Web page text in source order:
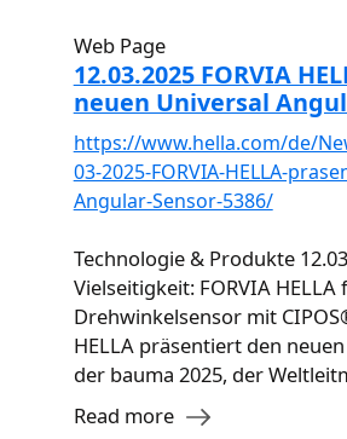
Web Page
12.03.2025 FORVIA
neuen Universal
https://www.hella.com/de/
03-2025-FORVIA-HELLA-
Angular-Sensor-5386/
Technologie & Produkte
Vielseitigkeit: FORVIA
Drehwinkelsensor mit
HELLA präsentiert den
der bauma 2025, der
Read more